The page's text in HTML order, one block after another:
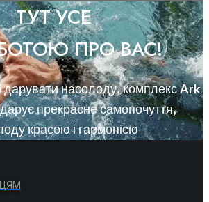
ТУТ УСЕ
ПРО ВАС!
насолоду, комплекс Ark
прекрасне самопочуття,
красою і гармонією